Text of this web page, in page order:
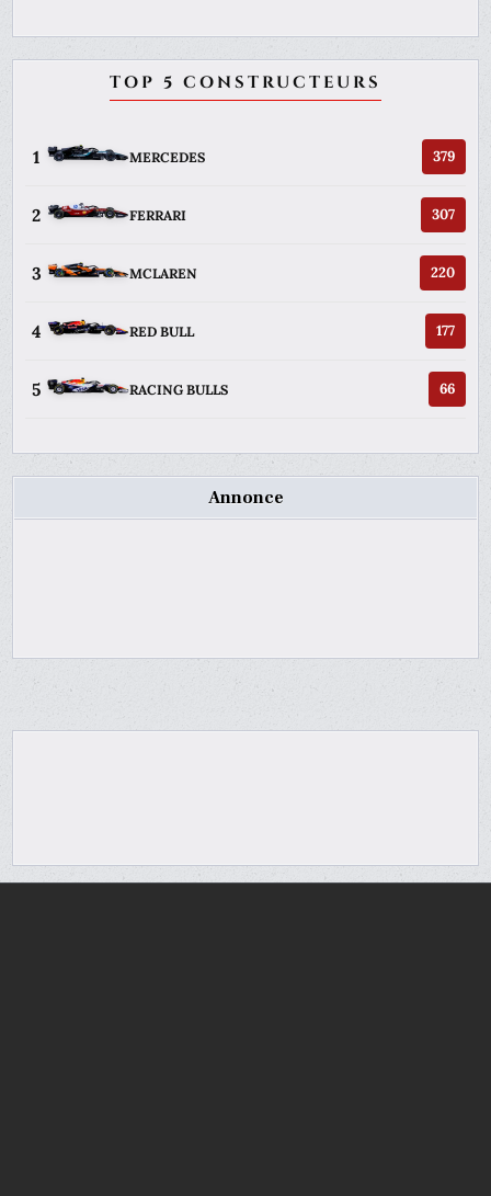
TOP 5 CONSTRUCTEURS
1 MERCEDES 379
2 FERRARI 307
3 MCLAREN 220
4 RED BULL 177
5 RACING BULLS 66
Annonce